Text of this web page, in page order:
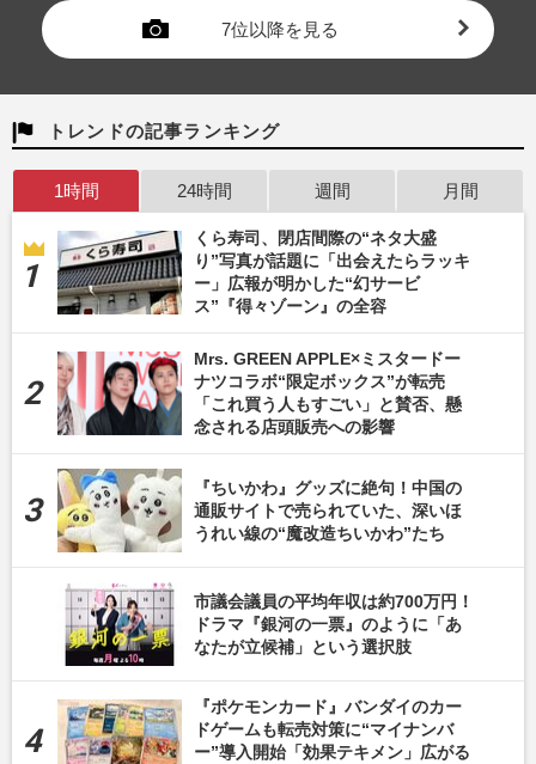
7位以降を見る
トレンドの記事ランキング
1時間 24時間 週間 月間
くら寿司、閉店間際の“ネタ大盛
り”写真が話題に「出会えたらラッキ
ー」広報が明かした“幻サービ
ス”『得々ゾーン』の全容
Mrs. GREEN APPLE×ミスタードー
ナツコラボ“限定ボックス”が転売
「これ買う人もすごい」と賛否、懸
念される店頭販売への影響
『ちいかわ』グッズに絶句！中国の
通販サイトで売られていた、深いほ
うれい線の“魔改造ちいかわ”たち
市議会議員の平均年収は約700万円！
ドラマ『銀河の一票』のように「あ
なたが立候補」という選択肢
『ポケモンカード』バンダイのカー
ドゲームも転売対策に“マイナンバ
ー”導入開始「効果テキメン」広がる